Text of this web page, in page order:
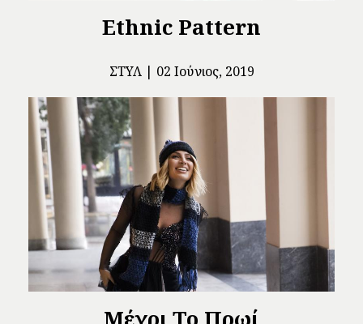
Ethnic Pattern
ΣΤΥΛ 02 Ιούνιος, 2019
Μέχρι Το Πρωί